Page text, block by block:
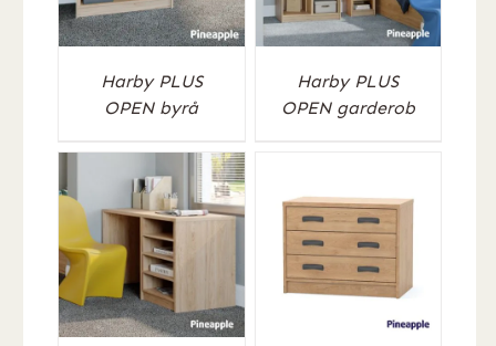
Harby PLUS
OPEN byrå
Harby PLUS
OPEN garderob